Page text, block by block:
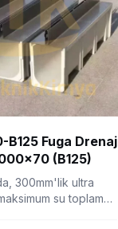
B125 Fuga Drenaj
(B125)
300mm'lik ultra
su toplama